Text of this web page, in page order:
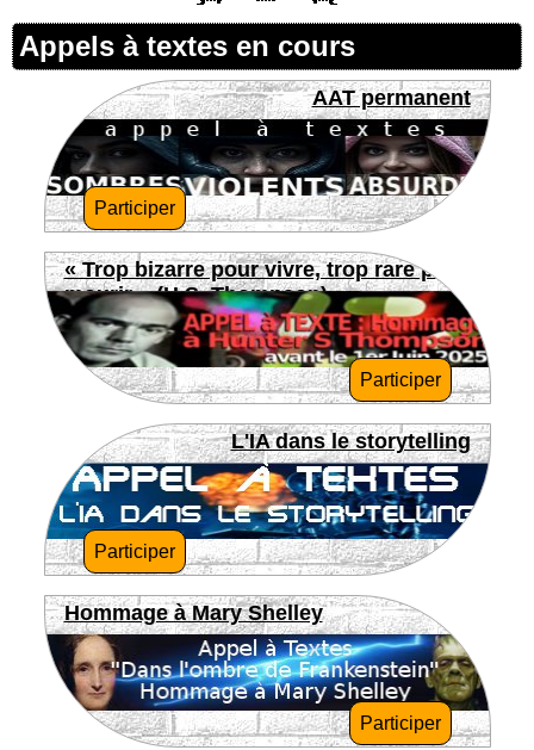
Appels à textes en cours
AAT permanent
Participer
« Trop bizarre pour vivre, trop rare pour
mourir » (H.S. Thompson)
Participer
L'IA dans le storytelling
Participer
Hommage à Mary Shelley
Participer